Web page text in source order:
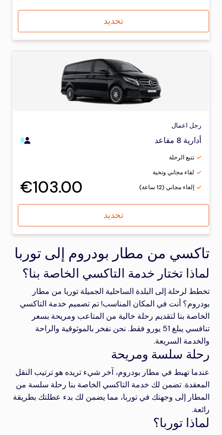
تحديد
رجل اعمال
أدارية 8 مقاعد 8
تتبع الرحلة
لقاء مجاني وتحية
إلغاء مجاني (12 ساعة)
€103.00
تحديد
تاكسي من مطار بودروم إلى توربا
لماذا تختار خدمة التاكسي الخاصة بنا؟
تخطط لرحلة إلى البلدة الساحلية الجميلة توربا من مطار
بودروم؟ أنت في المكان المناسب! تم تصميم خدمة التاكسي
الخاصة بنا لتقديم رحلة خالية من المتاعب ومريحة بسعر
تنافسي يبلغ 51 يورو فقط. نحن نفخر بالموثوقية والراحة
والخدمة السريعة.
رحلة سلسة ومريحة
عندما تهبط في مطار بودروم، آخر شيء تريده هو ترتيب النقل
المعقدة. تضمن لك خدمة التاكسي الخاصة بنا رحلة سلسة من
المطار إلى وجهتك في توربا، مما يضمن لك بدء عطلتك بطريقة
رائعة.
لماذا توربا؟